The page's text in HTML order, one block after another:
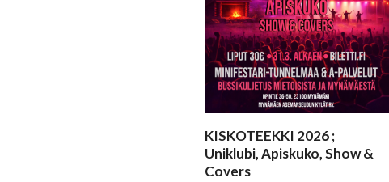
KISKOTEEKKI 2026 ;
Uniklubi, Apiskuko, Show &
Covers